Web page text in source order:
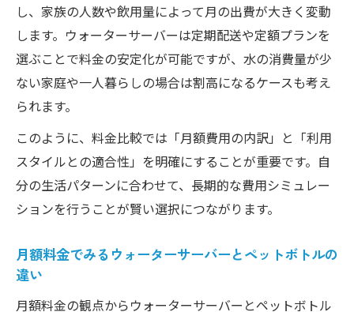
し、家族の人数や飲用量によって月の出費が大きく変動
します。ウォーターサーバーは定期配送や定額プランを
選ぶことで料金の安定化が可能ですが、水の消費量が少
ない家庭や一人暮らしの場合は割高になるケースも考え
られます。
このように、料金比較では「月額費用の内訳」と「利用
スタイルとの適合性」を明確にすることが重要です。自
分の生活パターンに合わせて、長期的な費用シミュレー
ションを行うことが賢い選択につながります。
月額料金でみるウォーターサーバーとペットボトルの
違い
月額料金の観点からウォーターサーバーとペットボトル